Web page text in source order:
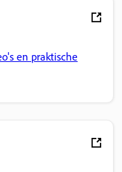
en praktische